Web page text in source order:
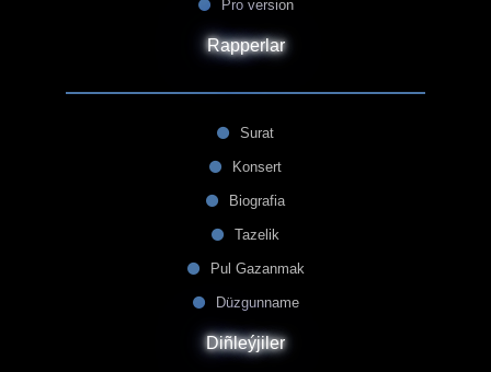
Pro version
Rapperlar
Surat
Konsert
Biografia
Tazelik
Pul Gazanmak
Düzgunname
Diñleýjiler